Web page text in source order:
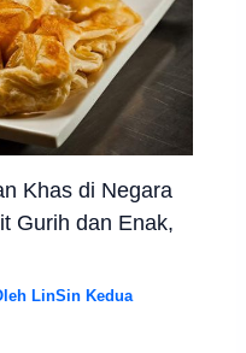
Khas di Negara
Gurih dan Enak,
LinSin Kedua